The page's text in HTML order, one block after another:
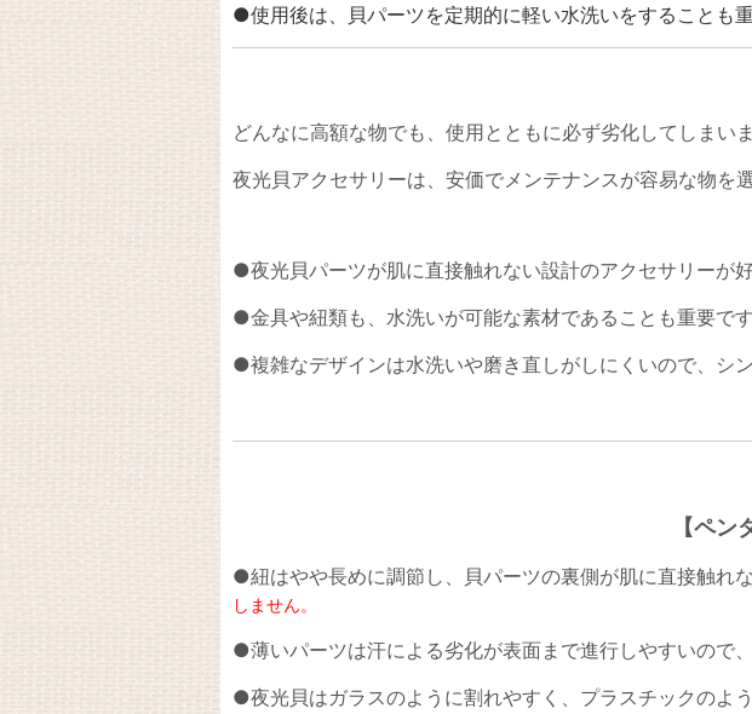
●使用後は、貝パーツを定期的に軽い水洗いをすることも重
どんなに高額な物でも、使用とともに必ず劣化してしまいま
夜光貝アクセサリーは、 安価でメンテナンスが容易な物を
●夜光貝パーツが肌に直接触れない設計のアクセサリーが
●金具や紐類も、水洗いが可能な素材であることも重要です
●複雑なデザインは水洗いや磨き直しがしにくいので、シ
【ペン
●紐はやや長めに調節し、貝パーツの裏側が肌に直接触れ
しません。
●薄いパーツは汗による劣化が表面まで進行しやすいので
●夜光貝はガラスのように割れやすく、プラスチックのよ